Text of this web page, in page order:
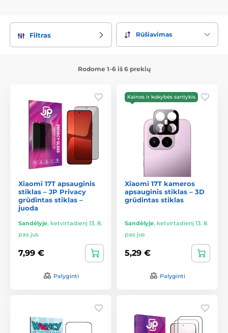
Filtras Rūšiavimas
Rodome 1-6 iš 6 prekių
Xiaomi 17T apsauginis
stiklas – JP Privacy
grūdintas stiklas –
juoda
Sandėlyje, ketvirtadienį 13. 8.
pas jus
7,99 €
Palyginti
Kainos ir kokybės santykis
Xiaomi 17T kameros
apsauginis stiklas – 3D
grūdintas stiklas
Sandėlyje, ketvirtadienį 13. 8.
pas jus
5,29 €
Palyginti